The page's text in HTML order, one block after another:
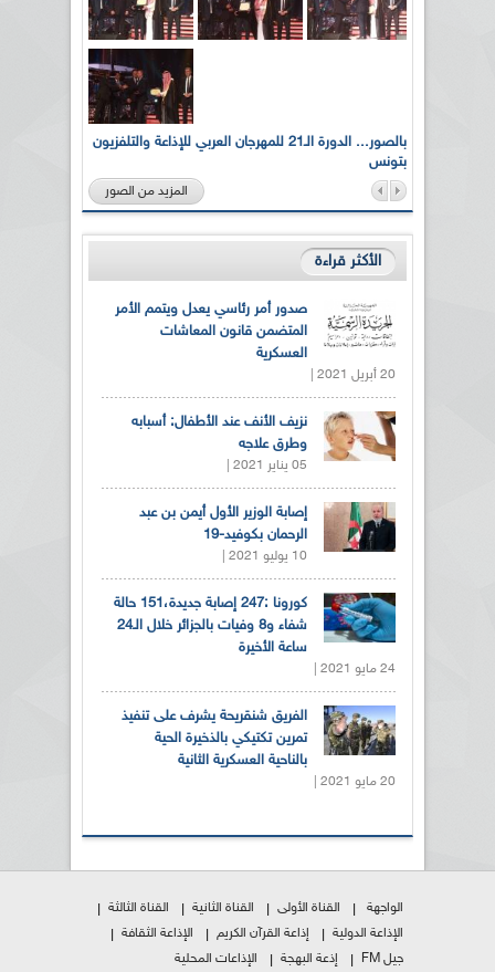
بالصور... الدورة الـ21 للمهرجان العربي للإذاعة والتلفزيون
بتونس
المزيد من الصور
الأكثر قراءة
صدور أمر رئاسي يعدل ويتمم الأمر
المتضمن قانون المعاشات
العسكرية
20 أبريل 2021 |
نزيف الأنف عند الأطفال: أسبابه
وطرق علاجه
05 يناير 2021 |
إصابة الوزير الأول أيمن بن عبد
الرحمان بكوفيد-19
10 يوليو 2021 |
كورونا :247 إصابة جديدة،151 حالة
شفاء و8 وفيات بالجزائر خلال الـ24
ساعة الأخيرة
24 مايو 2021 |
الفريق شنقريحة يشرف على تنفيذ
تمرين تكتيكي بالذخيرة الحية
بالناحية العسكرية الثانية
20 مايو 2021 |
الواجهة القناة الأولى القناة الثانية
القناة الثالثة
الإذاعة الدولية
إذاعة القرآن الكريم
الإذاعة الثقافة
جيل FM
إذعة البهجة الإذاعات المحلية